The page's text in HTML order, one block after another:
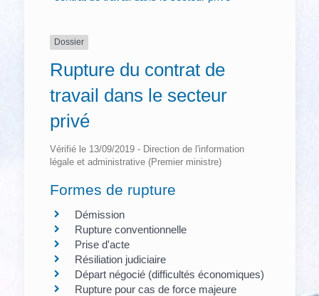
Dossier
Rupture du contrat de
travail dans le secteur
privé
Vérifié le 13/09/2019 - Direction de l'information
légale et administrative (Premier ministre)
Formes de rupture
Démission
Rupture conventionnelle
Prise d'acte
Résiliation judiciaire
Départ négocié (difficultés économiques)
Rupture pour cas de force majeure